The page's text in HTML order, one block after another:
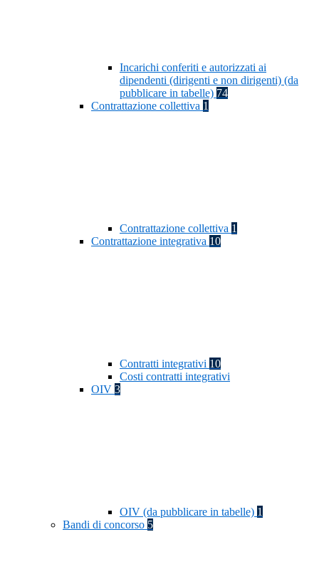
Incarichi conferiti e autorizzati ai
dipendenti (dirigenti e non dirigenti) (da
pubblicare in tabelle) 74
Contrattazione collettiva 1
Contrattazione collettiva 1
Contrattazione integrativa 10
Contratti integrativi 10
Costi contratti integrativi
OIV 3
OIV (da pubblicare in tabelle) 1
Bandi di concorso 5